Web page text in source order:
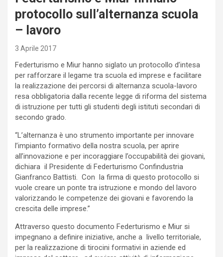
protocollo sull’alternanza scuola
– lavoro
3 Aprile 2017
Federturismo e Miur hanno siglato un protocollo d’intesa
per rafforzare il legame tra scuola ed imprese e facilitare
la realizzazione dei percorsi di alternanza scuola-lavoro
resa obbligatoria dalla recente legge di riforma del sistema
di istruzione per tutti gli studenti degli istituti secondari di
secondo grado.
“L’alternanza è uno strumento importante per innovare
l’impianto formativo della nostra scuola, per aprire
all’innovazione e per incoraggiare l’occupabilità dei giovani,
dichiara il Presidente di Federturismo Confindustria
Gianfranco Battisti. Con la firma di questo protocollo si
vuole creare un ponte tra istruzione e mondo del lavoro
valorizzando le competenze dei giovani e favorendo la
crescita delle imprese.”
Attraverso questo documento Federturismo e Miur si
impegnano a definire iniziative, anche a livello territoriale,
per la realizzazione di tirocini formativi in aziende ed